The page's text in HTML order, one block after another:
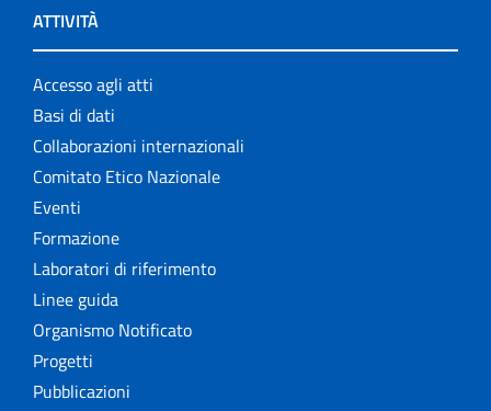
ATTIVITÀ
Accesso agli atti
Basi di dati
Collaborazioni internazionali
Comitato Etico Nazionale
Eventi
Formazione
Laboratori di riferimento
Linee guida
Organismo Notificato
Progetti
Pubblicazioni